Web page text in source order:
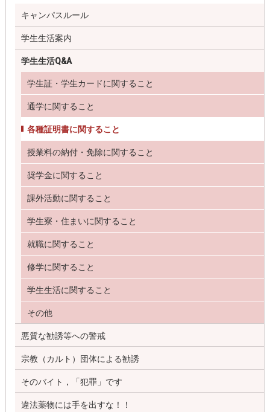
キャンパスルール
学生生活案内
学生生活Q&A
学生証・学生カードに関すること
通学に関すること
各種証明書に関すること
授業料の納付・免除に関すること
奨学金に関すること
課外活動に関すること
学生寮・住まいに関すること
就職に関すること
修学に関すること
学生生活に関すること
その他
悪質な勧誘等への警戒
宗教（カルト）団体による勧誘
そのバイト，「犯罪」です
違法薬物には手を出すな！！